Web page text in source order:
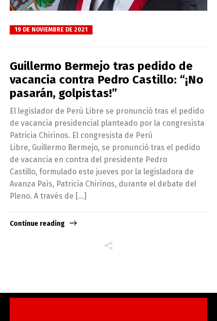
19 DE NOVIEMBRE DE 2021
Guillermo Bermejo tras pedido de
vacancia contra Pedro Castillo: “¡No
pasarán, golpistas!”
El legislador de Perú Libre se pronunció tras el pedido
de vacancia presidencial planteado por la congresista
Patricia Chirinos. El congresista de Perú
Libre, Guillermo Bermejo, se pronunció tras el pedido
de vacancia en contra del presidente Pedro
Castillo, formulado este jueves por la legisladora de
Avanza País, Patricia Chirinos, durante el debate del
Pleno. A través de […]
Continue reading